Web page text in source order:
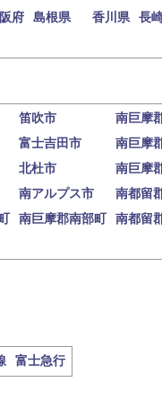
府 島根県 香川県
長
笛吹市
南巨摩
富士吉田市
南巨摩
北杜市
南巨摩
南アルプス市
南都留
南巨摩郡南部町
南都留
富士急行